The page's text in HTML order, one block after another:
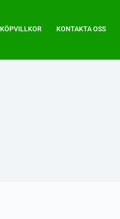
KÖPVILLKOR KONTAKTA OSS